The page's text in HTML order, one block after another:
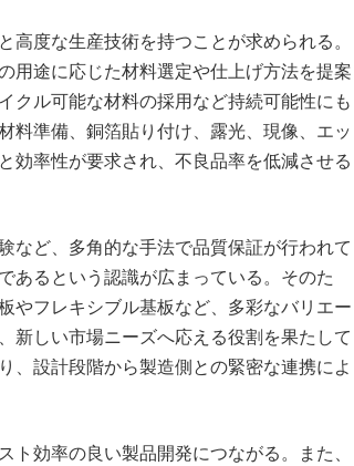
度な生産技術を持つことが求められる。
用途に応じた材料選定や仕上げ方法を提案
クル可能な材料の採用など持続可能性にも
料準備、銅箔貼り付け、露光、現像、エッ
効率性が要求され、不良品率を低減させる
など、多角的な手法で品質保証が行われて
あるという認識が広まっている。そのた
やフレキシブル基板など、多彩なバリエー
新しい市場ニーズへ応える役割を果たして
、設計段階から製造側との緊密な連携によ
効率の良い製品開発につながる。また、